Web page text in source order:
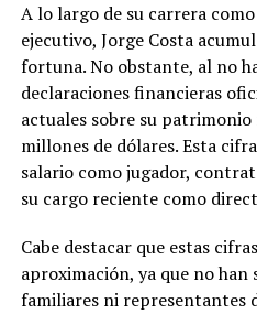
A lo largo de su carrera
ejecutivo, Jorge Costa
fortuna. No obstante, al no
declaraciones financieras
actuales sobre su
millones de dólares. Esta
salario como jugador,
su cargo reciente como
Cabe destacar que estas
aproximación, ya que no
familiares ni representantes